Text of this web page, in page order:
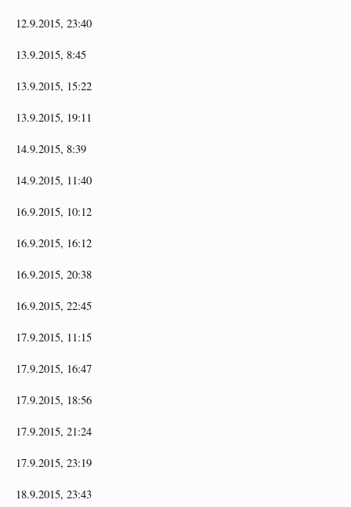
12.9.2015, 23:40
13.9.2015, 8:45
13.9.2015, 15:22
13.9.2015, 19:11
14.9.2015, 8:39
14.9.2015, 11:40
16.9.2015, 10:12
16.9.2015, 16:12
16.9.2015, 20:38
16.9.2015, 22:45
17.9.2015, 11:15
17.9.2015, 16:47
17.9.2015, 18:56
17.9.2015, 21:24
17.9.2015, 23:19
18.9.2015, 23:43